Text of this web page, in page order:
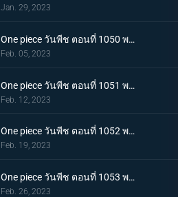
Jan. 29, 2023
One piece วันพีช ตอนที่ 1050 พากย์ไทย มังกร 2 ตัวเผชิญหน้า! ความมุ่งมั่นของโมโมโนะสุเกะ!
Feb. 05, 2023
One piece วันพีช ตอนที่ 1051 พากย์ไทย ตำนานกลับมาอีกครั้ง! หมัดของลูฟี่คำรามบนท้องฟ้า
Feb. 12, 2023
One piece วันพีช ตอนที่ 1052 พากย์ไทย สถาการณ์ตึงเครียด! จุดจบของโอนิกาชิมะ!
Feb. 19, 2023
One piece วันพีช ตอนที่ 1053 พากย์ไทย ซันจิกลายพันธุ์ แขนทั้ง 2 เจอวิกฤติ!
Feb. 26, 2023